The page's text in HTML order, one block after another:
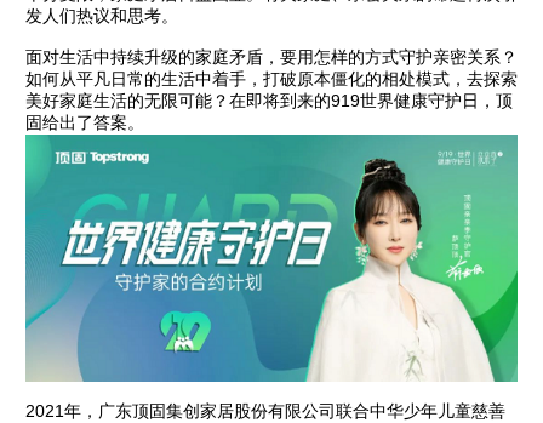
发人们热议和思考。
面对生活中持续升级的家庭矛盾，要用怎样的方式守护亲密关系？
如何从平凡日常的生活中着手，打破原本僵化的相处模式，去探索
美好家庭生活的无限可能？在即将到来的919世界健康守护日，顶
固给出了答案。
2021年，广东顶固集创家居股份有限公司联合中华少年儿童慈善